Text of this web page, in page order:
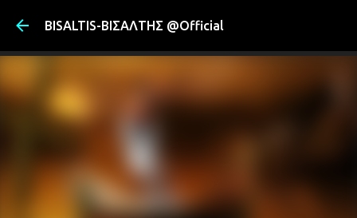
BISALTIS-ΒΙΣΑΛΤΗΣ @Official